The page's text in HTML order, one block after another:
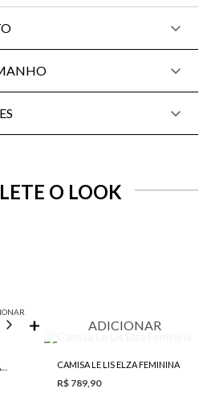
O LOOK
38 40 42
ADICIONAR
CAMISA LE LIS ELZA FEMININA
R$ 789,90